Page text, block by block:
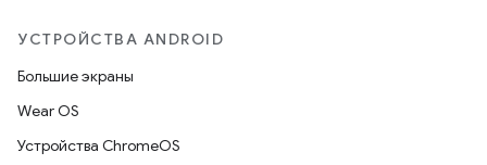
УСТРОЙСТВА ANDROID
Большие экраны
Wear OS
Устройства ChromeOS